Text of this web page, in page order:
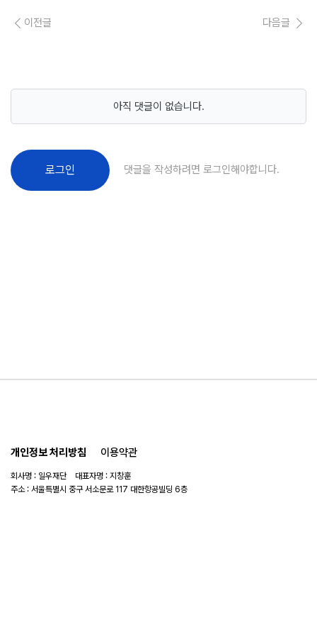
이전글 다음글
아직 댓글이 없습니다.
로그인 댓글을 작성하려면 로그인해야합니다.
개인정보 처리방침 이용약관
회사명 : 일우재단 대표자명 : 지창훈
주소 : 서울특별시 중구 서소문로 117 대한항공빌딩 6층